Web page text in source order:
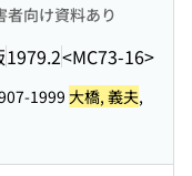
者向け資料あり
1979.2<MC73-16>
1999 大橋, 義夫,